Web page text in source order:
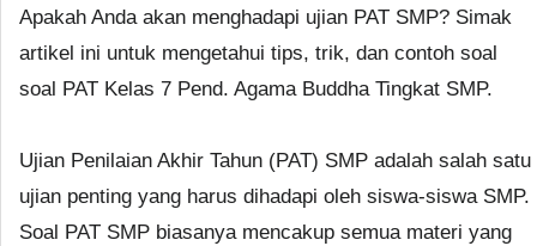
Apakah Anda akan menghadapi ujian PAT SMP? Simak
artikel ini untuk mengetahui tips, trik, dan contoh soal
soal PAT Kelas 7 Pend. Agama Buddha Tingkat SMP.
Ujian Penilaian Akhir Tahun (PAT) SMP adalah salah satu
ujian penting yang harus dihadapi oleh siswa-siswa SMP.
Soal PAT SMP biasanya mencakup semua materi yang